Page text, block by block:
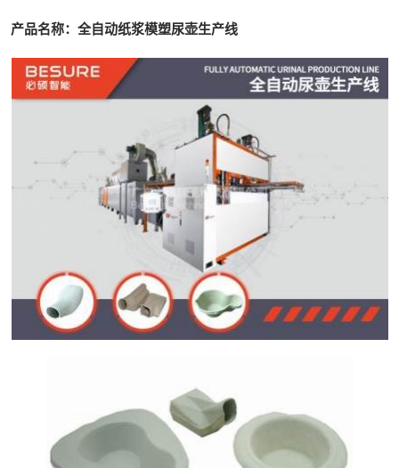
产品名称：全自动纸浆模塑尿壶生产线